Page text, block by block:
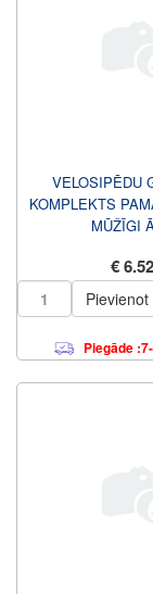
VELOSIPĒDU
KOMPLEKTS
MŪŽĪGI
€ 6.52
Piegāde